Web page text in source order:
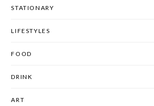
STATIONARY
LIFESTYLES
FOOD
DRINK
ART